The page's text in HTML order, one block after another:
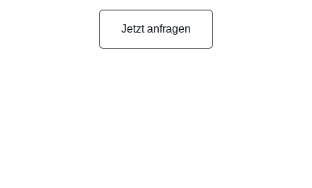
Jetzt anfragen